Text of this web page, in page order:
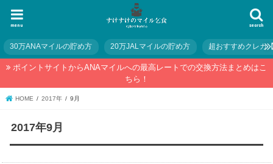
search
menu
30万ANAマイルの貯め方 20万JALマイルの貯め方 超おすすめクレカ
ポイントサイトからANAマイルへの最高レートでの交換方法まとめはこ
ちら！
HOME 2017年 9月
2017年9月